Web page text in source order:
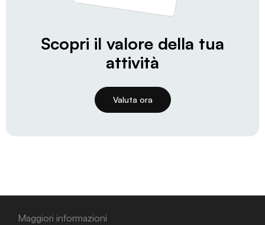
Scopri il valore della tua
attività
Valuta ora
Maggiori informazioni